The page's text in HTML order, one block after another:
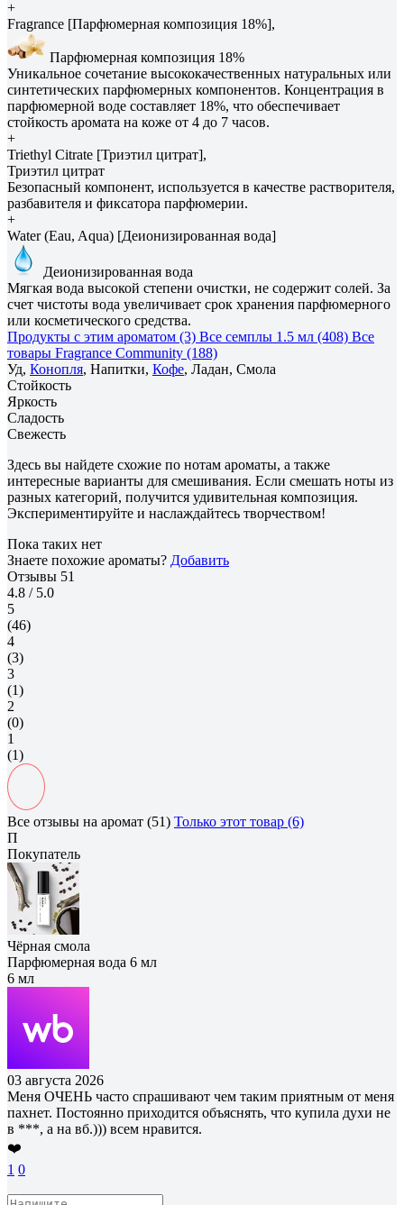
+
Fragrance [Парфюмерная композиция 18%],
Парфюмерная композиция 18%
Уникальное сочетание высококачественных натуральных или
синтетических парфюмерных компонентов. Концентрация в
парфюмерной воде составляет 18%, что обеспечивает
стойкость аромата на коже от 4 до 7 часов.
+
Triethyl Citrate [Триэтил цитрат],
Триэтил цитрат
Безопасный компонент, используется в качестве растворителя,
разбавителя и фиксатора парфюмерии.
+
Water (Eau, Aqua) [Деионизированная вода]
Деионизированная вода
Мягкая вода высокой степени очистки, не содержит солей. За
счет чистоты вода увеличивает срок хранения парфюмерного
или косметического средства.
Продукты с этим ароматом (3) Все семплы 1.5 мл (408) Все
товары Fragrance Community (188)
Уд, Конопля, Напитки, Кофе, Ладан, Смола
Стойкость
Яркость
Сладость
Свежесть
Здесь вы найдете схожие по нотам ароматы, а также
интересные варианты для смешивания. Если смешать ноты из
разных категорий, получится удивительная композиция.
Экспериментируйте и наслаждайтесь творчеством!
Пока таких нет
Знаете похожие ароматы? Добавить
Отзывы 51
4.8 / 5.0
5
(46)
4
(3)
3
(1)
2
(0)
1
(1)
Все отзывы на аромат (51) Только этот товар (6)
П
Покупатель
Чёрная смола
Парфюмерная вода 6 мл
6 мл
03 августа 2026
Меня ОЧЕНЬ часто спрашивают чем таким приятным от меня
пахнет. Постоянно приходится объяснять, что купила духи не
в ***, а на вб.))) всем нравится.
❤️
1 0